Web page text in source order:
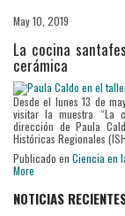
May 10, 2019
La cocina
cerámica
Desde el lunes 13 de
visitar la muestra “La
dirección de Paula
Históricas Regionales
Publicado en Ciencia en
More
NOTICIAS